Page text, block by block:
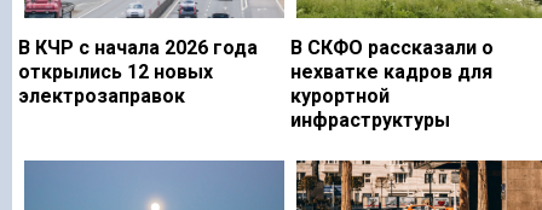
В КЧР с начала 2026 года
открылись 12 новых
электрозаправок
В СКФО рассказали о
нехватке кадров для
курортной
инфраструктуры